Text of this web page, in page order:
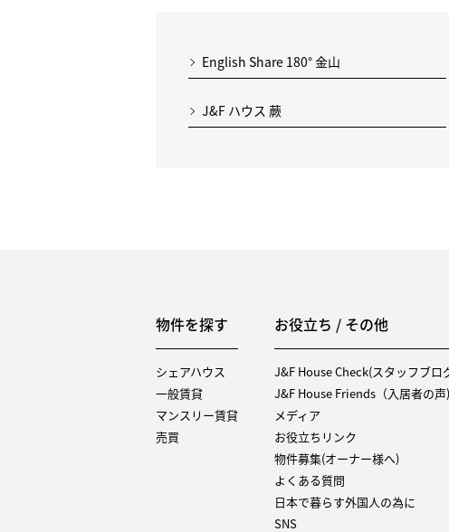
English Share 180° 金山
J&F ハウス 蕨
物件を探す
シェアハウス
一般賃貸
マンスリー賃貸
売買
お役立ち / その他
J&F House Check(スタッフブロ
J&F House Friends（入居者の声)
メディア
お役立ちリンク
物件募集(オーナー様へ)
よくある質問
日本で暮らす外国人の為に
SNS